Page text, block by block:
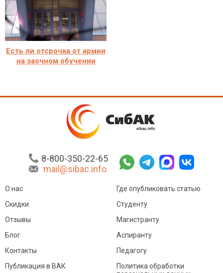
Есть ли отсрочка от армии
на заочном обучении
8-800-350-22-65
mail@sibac.info
О нас
Скидки
Отзывы
Блог
Контакты
Где опубликовать статью
Студенту
Магистранту
Аспиранту
Педагогу
Публикация в ВАК
Политика обработки